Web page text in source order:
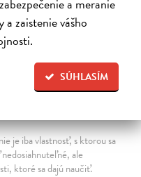
a meranie
zaistenie vášho
SÚHLASÍM
(slovenské
je iba vlastnosť, s ktorou sa
ale
ktoré sa dajú naučiť.